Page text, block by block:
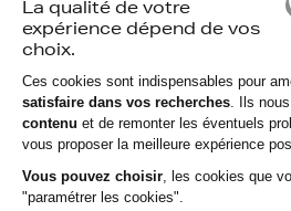
marques : Epson, HP, Canon,
Samsung, Konica-MInolta, Olivetti,
moins connues !
Pour votre imprimante
722, vous aurez le choix
de gammes :